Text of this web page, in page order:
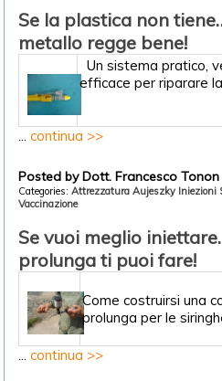
Se la plastica non
metallo regge bene!
Un sistema pratico,
efficace per riparare
...continua >>
Posted by Dott. Francesco Tonon
Categories:Attrezzatura Aujeszky Iniezioni
Vaccinazione
Se vuoi meglio
prolunga ti puoi fare!
Come costruirsi una
prolunga per le
...continua >>